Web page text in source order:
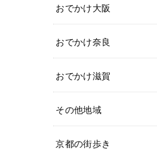
おでかけ大阪
おでかけ奈良
おでかけ滋賀
その他地域
京都の街歩き